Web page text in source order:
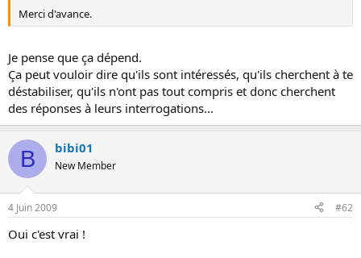
i
Merci d'avance.
Je pense que ça dépend.
Ça peut vouloir dire qu'ils sont intéressés, qu'ils cherchent à te
déstabiliser, qu'ils n'ont pas tout compris et donc cherchent
des réponses à leurs interrogations...
B bibi01
New Member
4 Juin 2009 #62
Oui c'est vrai !